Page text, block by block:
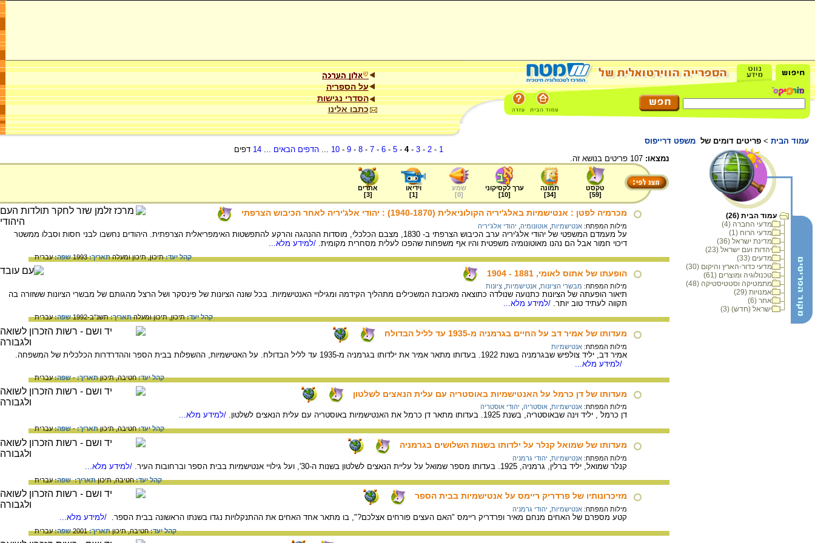
על הספריה
הסדרי נגישות
כתבו אלינו
עמוד הבית > פריטים דומים של משפט דרייפוס
עמוד הבית (26)
מדעי החברה (4)
מדעי הרוח (1)
מדינת ישראל (36)
יהדות ועם ישראל (23)
מדעים (33)
מדעי כדור-הארץ והיקום (30)
טכנולוגיה ומוצרים (61)
מתמטיקה וסטטיסטיקה (48)
אמנויות (29)
אחר (6)
ישראל (חדש) (3)
1
-
2
-
3
-
4
-
5
-
6
-
7
-
8
-
9
-
10
...הדפים הבאים ...
14 דפים
נמצאו:
טקסט
[
59
]
תמונה
[
34
]
ערך לקסיקוני
[
10
]
שמע
[
0
]
וידיאו
[
1
]
אתרים
[
3
]
מכרמיה לפטן : אנטישמיות באלג'יריה הקולוניאלית (1940-1870) : יהודי אלג'יריה לאחר הכיבוש הצרפתי
מילות המפתח: אנטישמיות אוטונומיה יהודי אלג'יריה
על מעמדם המשפטי של יהודי אלג'יריה ערב הכיבוש הצרפתי ב- 1830, מצבם הכלכלי, מוסדות ההנהגה והרקע להתפשטות האימפריאלית הצרפתית. היהודים נחשבו לבני חסות וסבלו ממשטר
דיכוי חמור אבל הם נהנו מאוטונומיה משפטית והיו אף משפחות שהפכו לעלית מסחרית מקומית. /למידע מלא...
קהל יעד:תיכון,תיכון ומעלהתאריך:1993 שפה:עברית
הופעתו של אתוס לאומי, 1881 - 1904
מילות המפתח: מבשרי הציונות אנטישמיות ציונות
תיאור הופעתה של הציונות כתנועה שנולדה כתוצאה מאכזבת המשכילים מתהליך הקידמה ומגילויי האנטישמיות. בכל שונה הציונות של פינסקר ושל הרצל מהגותם של מבשרי הציונות ששזורה בה
תקווה לעתיד טוב יותר. /למידע מלא...
קהל יעד:תיכון,תיכון ומעלהתאריך:תשנ"ב-1992 שפה:עברית
מעדותו של אמיר דב על החיים בגרמניה מ-1935 עד לליל הבדולח
מילות המפתח: אנטישמיות
אמיר דב, יליד צולפיש שבגרמניה בשנת 1922. בעדותו מתאר אמיר את ילדותו בגרמניה מ-1935 עד לליל הבדולח. על האטישמיות, ההשפלות בבית הספר וההדרדרות הכלכלית של המשפחה.
/למידע מלא...
קהל יעד:חטיבה,תיכוןתאריך:-שפה:עברית
מעדותו של דן כרמל על האנטישמיות באוסטריה עם עלית הנאצים לשלטון
מילות המפתח: אנטישמיות אוסטריה יהודי אוסטריה
דן כרמל , יליד וינה שבאוסטריה, בשנת 1925. בעדותו מתאר דן כרמל את האנטישמיות באוסטריה עם עלית הנאצים לשלטון. /למידע מלא...
קהל יעד:חטיבה,תיכוןתאריך:-שפה:עברית
מעדותו של שמואל קנלר על ילדותו בשנות השלושים בגרמניה
מילות המפתח: אנטישמיות יהודי גרמניה
קנלר שמואל, יליד ברלין, גרמניה, 1925. בעדותו מספר שמואל על עליית הנאצים לשלטון בשנות ה-30', ועל גילויי אנטישמיות בבית הספר וברחובות העיר. /למידע מלא...
קהל יעד:חטיבה,תיכוןתאריך: שפה:עברית
מזיכרונותיו של פרדריק ריימס על אנטישמיות בבית הספר
מילות המפתח: אנטישמיות יהודי גרמניה
קטע מספרם של האחים מנחם מאיר ופרדריק ריימס "האם העצים פורחים אצלכם?", בו מתאר אחד האחים את ההתנקלויות נגדו בשנתו הראשונה בבית הספר. /למידע מלא...
קהל יעד:חטיבה,תיכוןתאריך:2001 שפה:עברית